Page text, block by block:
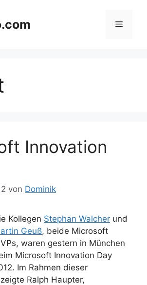
Menü
Innovation
von Dominik
Kollegen Stephan Walcher und
Geuß, beide Microsoft
waren gestern in München
Microsoft Innovation Day
Im Rahmen dieser
Ralph Haupter,